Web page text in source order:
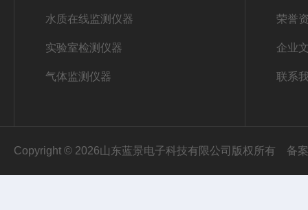
水质在线监测仪器
实验室检测仪器
气体监测仪器
荣誉
企业
联系
Copyright © 2026山东蓝景电子科技有限公司版权所有 备